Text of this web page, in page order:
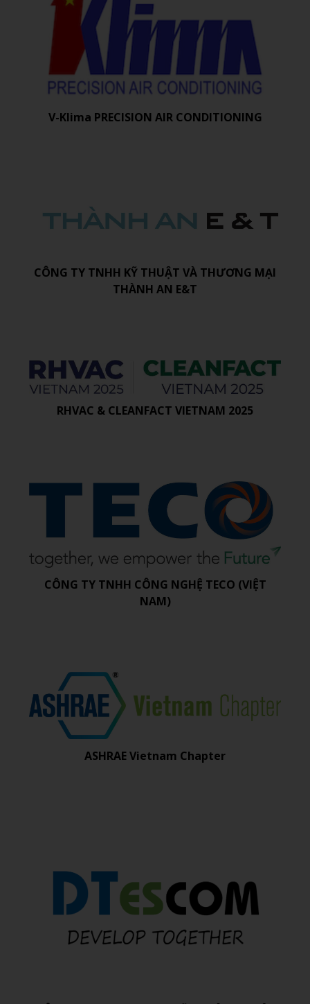
V-Klima PRECISION AIR CONDITIONING
CÔNG TY TNHH KỸ THUẬT VÀ THƯƠNG MẠI
THÀNH AN E&T
RHVAC & CLEANFACT VIETNAM 2025
CÔNG TY TNHH CÔNG NGHỆ TECO (VIỆT
NAM)
ASHRAE Vietnam Chapter